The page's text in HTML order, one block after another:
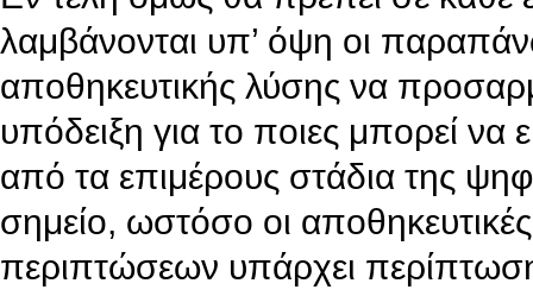
λαμβάνονται υπ’ όψη οι
αποθηκευτικής λύσης να
υπόδειξη για το ποιες μπορεί να
από τα επιμέρους στάδια της
σημείο, ωστόσο οι
περιπτώσεων υπάρχει